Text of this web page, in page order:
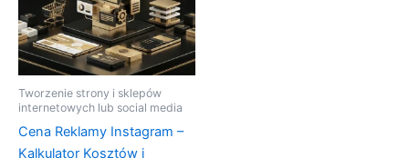
Tworzenie strony i sklepów
internetowych lub social media
Cena Reklamy Instagram –
Kalkulator Kosztów i